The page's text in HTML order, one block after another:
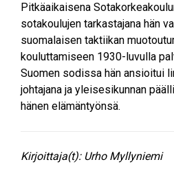
Pitkäaikaisena
sotakoulujen tarkastajana hän
suomalaisen taktiikan
kouluttamiseen 1930-luvulla
Suomen sodissa hän ansioitui
johtajana ja yleisesikunnan
hänen elämäntyönsä.
Kirjoittaja(t): Urho Myllyniemi